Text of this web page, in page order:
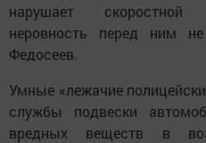
нарушает скоростной
неровность перед ним
Федосеев.
Умные «лежачие
службы подвески
вредных веществ в